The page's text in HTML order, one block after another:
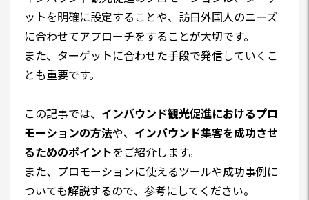
ットを明確に設定することや、訪日外国人のニーズ
に合わせてアプローチをすることが大切です。
また、ターゲットに合わせた手段で発信していくこ
とも重要です。
この記事では、 インバウンド観光促進におけるプロ
モーションの方法や、 インバウンド集客を成功させ
るためのポイントをご紹介します。
また、プロモーションに使えるツールや成功事例に
ついても解説するので、参考にしてください。